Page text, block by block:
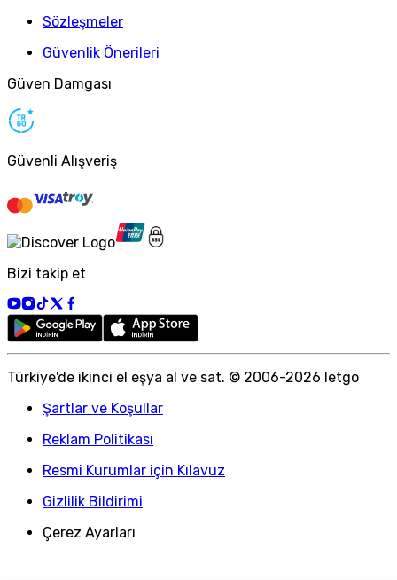
Sözleşmeler
Güvenlik Önerileri
Güven Damgası
Güvenli Alışveriş
Bizi takip et
Türkiye'de ikinci el eşya al ve sat. © 2006-2026 letgo
Şartlar ve Koşullar
Reklam Politikası
Resmi Kurumlar için Kılavuz
Gizlilik Bildirimi
Çerez Ayarları